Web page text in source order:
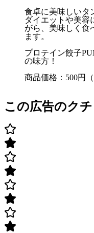
食卓に美味しいタ
ダイエットや美容
がら、美味しく食
ます。
プロテイン餃子
の味方！
商品価格：500円
この広告のクチ